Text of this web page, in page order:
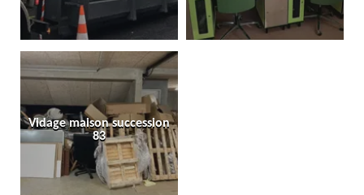
Vidage maison succession
83